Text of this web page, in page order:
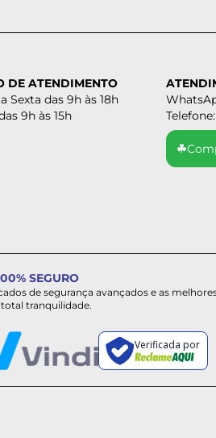
DE ATENDIMENTO
Sexta das 9h às 18h
9h às 15h
☘
SEGURO
de segurança avançados e as
tranquilidade.
Verificada por